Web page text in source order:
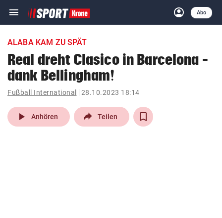
menu Navigation
ein-/ausklappen
account_circle
Anmelden
Abo
close Schließen
account_circle Anmelden
pin_drop
Wien arrow_right
ALABA KAM ZU SPÄT
Real dreht Clasico in Barcelona –
dank Bellingham!
Fußball International 28.10.2023 18:14
play_arrow Anhören Teilen